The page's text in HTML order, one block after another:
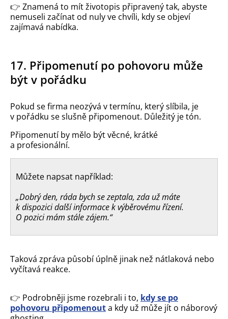
👉 Znamená to mít životopis připravený tak, abyste
nemuseli začínat od nuly ve chvíli, kdy se objeví
zajímavá nabídka.
17. Připomenutí po pohovoru může
být v pořádku
Pokud se firma neozývá v termínu, který slíbila, je
v pořádku se slušně připomenout. Důležitý je tón.
Připomenutí by mělo být věcné, krátké
a profesionální.
Můžete napsat například:
„Dobrý den, ráda bych se zeptala, zda už máte
k dispozici další informace k výběrovému řízení.
O pozici mám stále zájem.“
Taková zpráva působí úplně jinak než nátlaková nebo
vyčítavá reakce.
👉 Podrobněji jsme rozebrali i to, kdy se po
pohovoru připomenouta kdy už může jít o náborový